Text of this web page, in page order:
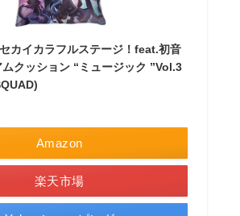
カイカラフルステージ！feat.初音
ムクッション “ミュージック ”Vol.3
Amazon
楽天市場